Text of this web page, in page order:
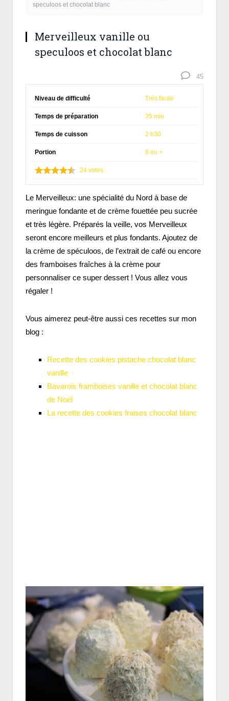
speculoos et chocolat blanc
Merveilleux vanille ou
speculoos et chocolat blanc
45
Niveau de difficulté Très facile
Temps de préparation 35 min
Temps de cuisson 2 h30
Portion 8 ou +
24 votes
Le Merveilleux: une spécialité du Nord à base de
meringue fondante et de crème fouettée peu sucrée
et très légère. Préparés la veille, vos Merveilleux
seront encore meilleurs et plus fondants. Ajoutez de
la crème de spéculoos, de l’extrait de café ou encore
des framboises fraîches à la crème pour
personnaliser ce super dessert ! Vous allez vous
régaler !
Vous aimerez peut-être aussi ces recettes sur mon
blog :
Recette des cookies pistache chocolat blanc
vanille
Bavarois framboises vanille et chocolat blanc
de Noël
La recette des cookies fraises chocolat blanc